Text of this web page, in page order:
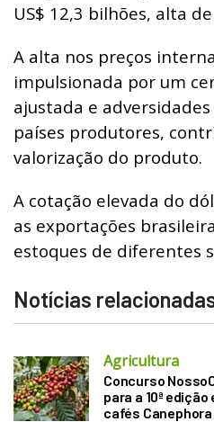
US$ 12,3 bilhões, alta de
A alta nos preços
impulsionada por um
ajustada e
países produtores,
valorização do produto.
A cotação elevada do
as exportações
estoques de diferentes
Notícias
Agricultura
Concurso
para a 10ª
cafés Canephora